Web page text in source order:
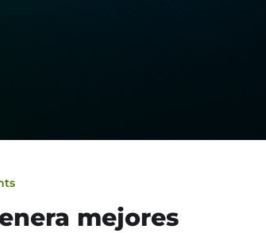
mejores